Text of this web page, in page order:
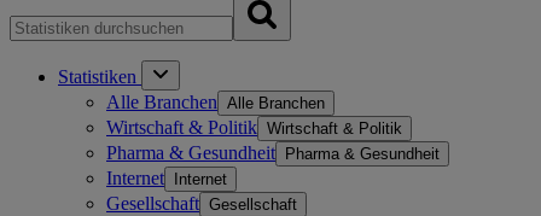
Statistiken
Alle Branchen Alle Branchen
Wirtschaft & Politik Wirtschaft & Politik
Pharma & Gesundheit Pharma & Gesundheit
Internet Internet
Gesellschaft Gesellschaft